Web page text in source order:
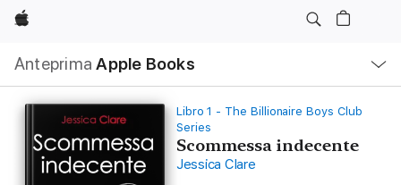
Apple
Anteprima Apple Books
locale
Apri
Menu
Libro 1 - The Billionaire Boys Club
Series
Scommessa indecente
Jessica Clare